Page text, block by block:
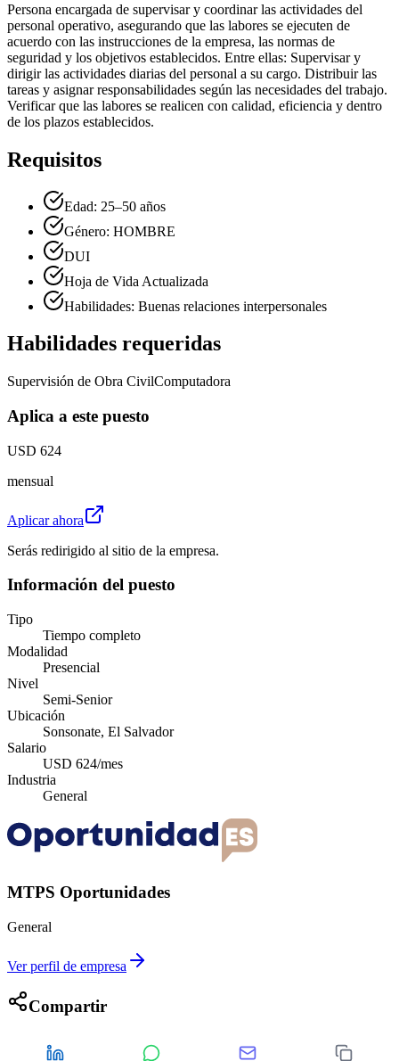
Persona encargada de supervisar y coordinar las actividades del
personal operativo, asegurando que las labores se ejecuten de
acuerdo con las instrucciones de la empresa, las normas de
seguridad y los objetivos establecidos. Entre ellas: Supervisar y
dirigir las actividades diarias del personal a su cargo. Distribuir las
tareas y asignar responsabilidades según las necesidades del trabajo.
Verificar que las labores se realicen con calidad, eficiencia y dentro
de los plazos establecidos.
Requisitos
Edad: 25–50 años
Género: HOMBRE
DUI
Hoja de Vida Actualizada
Habilidades: Buenas relaciones interpersonales
Habilidades requeridas
Supervisión de Obra CivilComputadora
Aplica a este puesto
USD 624
mensual
Aplicar ahora
Serás redirigido al sitio de la empresa.
Información del puesto
Tipo
Tiempo completo
Modalidad
Presencial
Nivel
Semi-Senior
Ubicación
Sonsonate, El Salvador
Salario
USD 624/mes
Industria
General
MTPS Oportunidades
General
Ver perfil de empresa
Compartir